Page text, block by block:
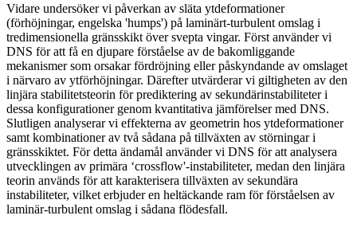
Vidare undersöker vi påverkan av släta ytdeformationer
(förhöjningar, engelska 'humps') på laminärt-turbulent omslag i
tredimensionella gränsskikt över svepta vingar. Först använder vi
DNS för att få en djupare förståelse av de bakomliggande
mekanismer som orsakar fördröjning eller påskyndande av omslaget
i närvaro av ytförhöjningar. Därefter utvärderar vi giltigheten av den
linjära stabilitetsteorin för prediktering av sekundärinstabiliteter i
dessa konfigurationer genom kvantitativa jämförelser med DNS.
Slutligen analyserar vi effekterna av geometrin hos ytdeformationer
samt kombinationer av två sådana på tillväxten av störningar i
gränsskiktet. För detta ändamål använder vi DNS för att analysera
utvecklingen av primära ‘crossflow'-instabiliteter, medan den linjära
teorin används för att karakterisera tillväxten av sekundära
instabiliteter, vilket erbjuder en heltäckande ram för förståelsen av
laminär-turbulent omslag i sådana flödesfall.